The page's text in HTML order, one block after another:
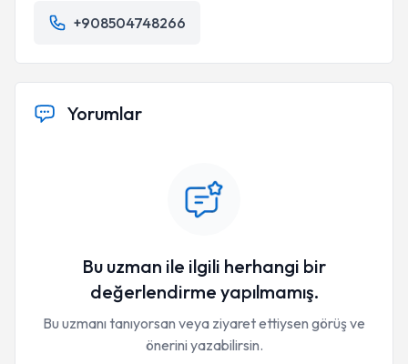
+908504748266
Yorumlar
Bu uzman ile ilgili herhangi bir
değerlendirme yapılmamış.
Bu uzmanı tanıyorsan veya ziyaret ettiysen görüş ve
önerini yazabilirsin.